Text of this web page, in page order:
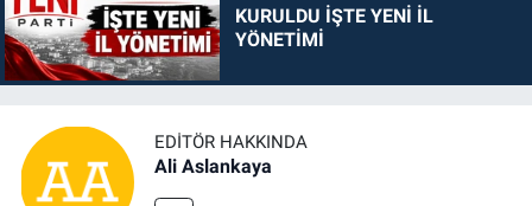
KURULDU İŞTE YENİ İL
YÖNETİMİ
EDITÖR HAKKINDA
Ali Aslankaya